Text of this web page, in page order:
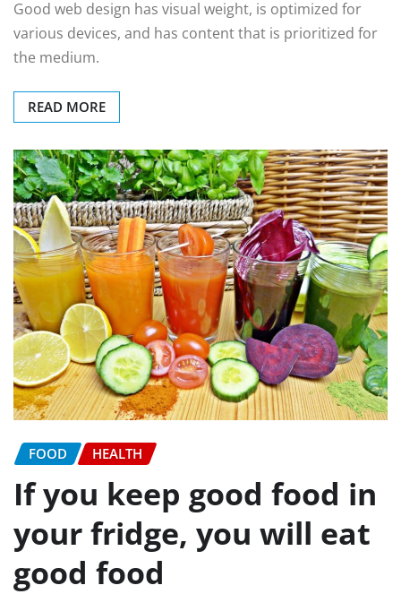
Good web design has visual weight, is optimized for
various devices, and has content that is prioritized for
the medium.
READ MORE
FOOD HEALTH
If you keep good food in
your fridge, you will eat
good food